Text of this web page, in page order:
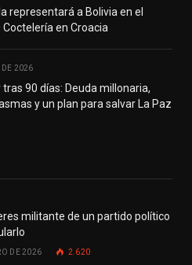
representará a Bolivia en el
en Croacia
DE 2026
90 días: Deuda millonaria,
y un plan para salvar La Paz
militante de un partido político
DE 2026 2.620